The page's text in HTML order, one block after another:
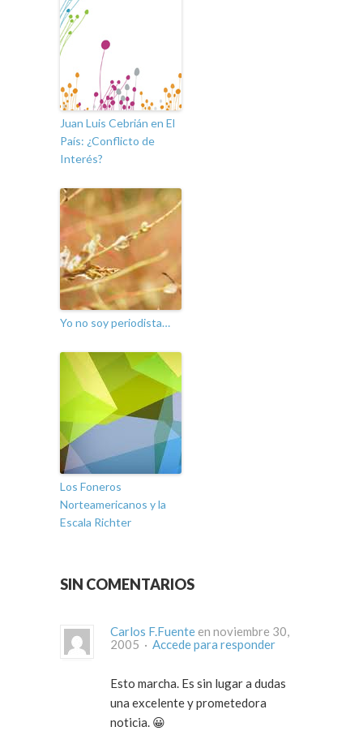
Juan Luis Cebrián en El
País: ¿Conflicto de
Interés?
Yo no soy periodista…
Los Foneros
Norteamericanos y la
Escala Richter
SIN COMENTARIOS
Carlos F.Fuente en noviembre 30,
2005 · Accede para responder
Esto marcha. Es sin lugar a dudas
una excelente y prometedora
noticia. 😀